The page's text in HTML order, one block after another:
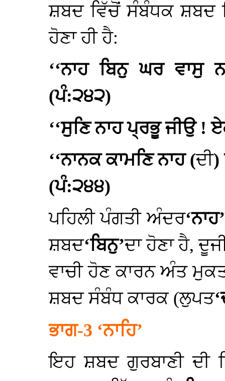
ਸ਼ਬਦ ਵਿੱਚੋਂ ਸੰਬੰਧਕ ਸ਼ਬਦ
ਹੋਣਾ ਹੀ ਹੈ:
‘‘ਨਾਹ ਬਿਨੁ ਘਰ ਵਾਸੁ
(ਪੰ:੨੪੨)
‘‘ਸੁਣਿ ਨਾਹ ਪ੍ਰਭੂ ਜੀਉ !
‘‘ਨਾਨਕ ਕਾਮਣਿ ਨਾਹ (ਦੀ)
(ਪੰ:੨੪੪)
ਪਹਿਲੀ ਪੰਗਤੀ ਅੰਦਰ‘ਨਾਹ’
ਸ਼ਬਦ‘ਬਿਨੁ’ਦਾ ਹੋਣਾ ਹੈ,
ਵਾਚੀ ਹੋਣ ਕਾਰਨ ਅੰਤ
ਸ਼ਬਦ ਸੰਬੰਧ ਕਾਰਕ (ਲੁਪਤ
ਭਾਗ-3 ‘ਨਾਹਿ’
ਇਹ ਸ਼ਬਦ ਗੁਰਬਾਣੀ ਦੀ